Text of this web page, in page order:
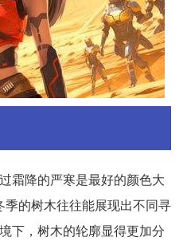
霜降的严寒是最好的颜色大
的树木往往能展现出不同寻
下，树木的轮廓显得更加分